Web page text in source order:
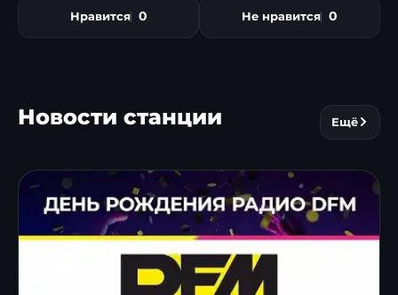
Нравится 0 Не нравится 0
Новости станции Ещё